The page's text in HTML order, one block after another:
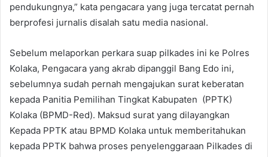
pendukungnya,” kata pengacara yang juga tercatat pernah
berprofesi jurnalis disalah satu media nasional.
Sebelum melaporkan perkara suap pilkades ini ke Polres
Kolaka, Pengacara yang akrab dipanggil Bang Edo ini,
sebelumnya sudah pernah mengajukan surat keberatan
kepada Panitia Pemilihan Tingkat Kabupaten (PPTK)
Kolaka (BPMD-Red). Maksud surat yang dilayangkan
Kepada PPTK atau BPMD Kolaka untuk memberitahukan
kepada PPTK bahwa proses penyelenggaraan Pilkades di